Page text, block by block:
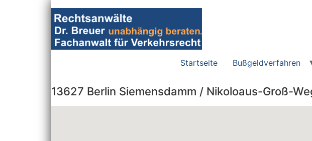
Zum
Inhalt
wechseln
Startseite Bußgeldverfahren
13627 Berlin Siemensdamm / Nikoloaus-Groß-